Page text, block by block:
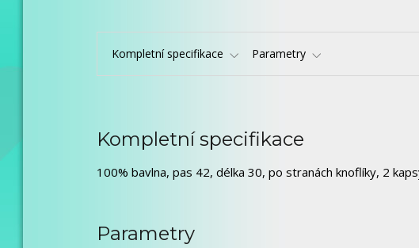
Kompletní specifikace Parametry
Kompletní specifikace
100% bavlna, pas 42, délka 30, po stranách knoflíky, 2
Parametry